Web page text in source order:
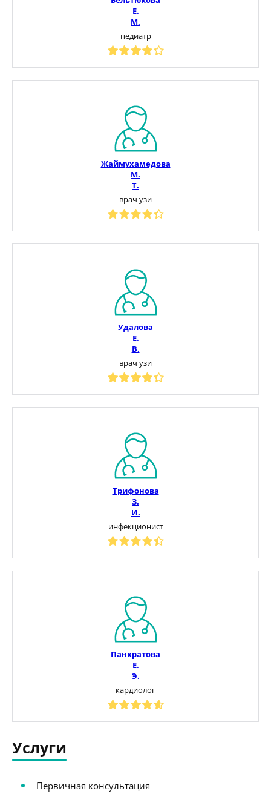
Е.
М.
педиатр
Жаймухамедова
М.
Т.
врач узи
Удалова
Е.
В.
врач узи
Трифонова
З.
И.
инфекционист
Панкратова
Е.
Э.
кардиолог
Услуги
Первичная консультация